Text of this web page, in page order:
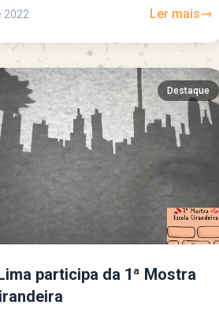
2022 Ler mais
Destaque
participa da 1ª Mostra